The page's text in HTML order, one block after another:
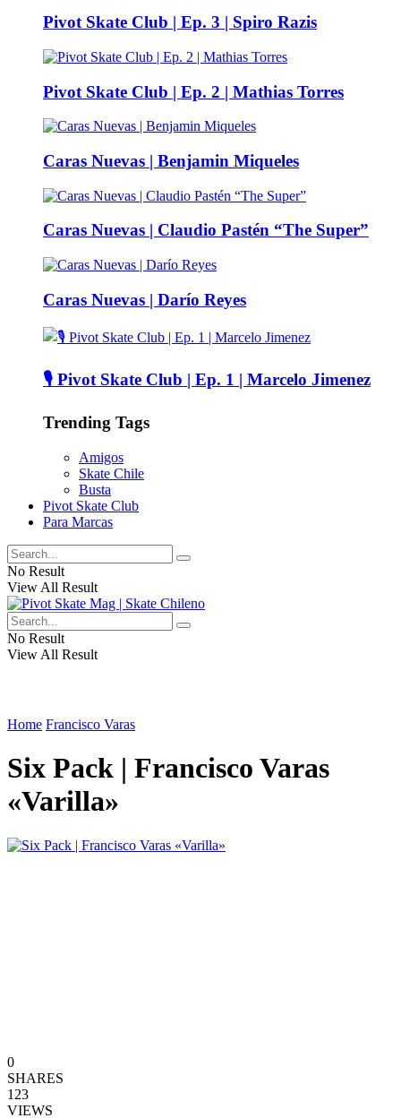
Pivot Skate Club | Ep. 3 | Spiro Razis
Pivot Skate Club | Ep. 2 | Mathias Torres
Caras Nuevas | Benjamin Miqueles
Caras Nuevas | Claudio Pastén “The Super”
Caras Nuevas | Darío Reyes
🎙️ Pivot Skate Club | Ep. 1 | Marcelo Jimenez
Trending Tags
Amigos
Skate Chile
Busta
Pivot Skate Club
Para Marcas
No Result
View All Result
No Result
View All Result
Home Francisco Varas
Six Pack | Francisco Varas
«Varilla»
0
SHARES
123
VIEWS